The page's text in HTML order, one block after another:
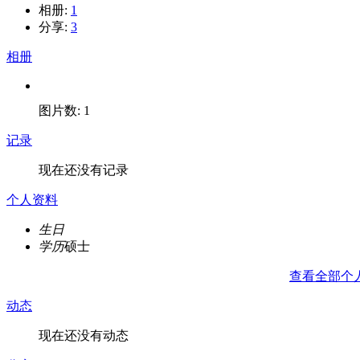
相册: 1
分享: 3
相册
图片数: 1
记录
现在还没有记录
个人资料
生日
学历硕士
查看全部个
动态
现在还没有动态